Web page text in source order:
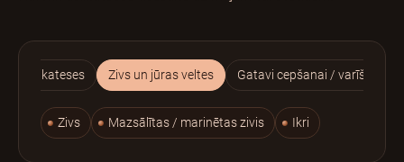
BANKETI
INDIVIDUĀLAIS PASŪTĪJUMS
TORTES
/ delikateses Zivs un jūras veltes Gatavi cepšanai / varīšanai
Zivs Mazsālītas / marinētas zivis Ikri